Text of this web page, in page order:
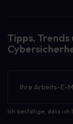
Tipps, Trends
Ich bestätige, dass ich